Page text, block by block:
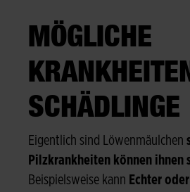
MÖGLICHE
SCHÄDLINGE
Eigentlich sind Löwenmäulchen
Pilzkrankheiten können ihnen
Beispielsweise kann Echter